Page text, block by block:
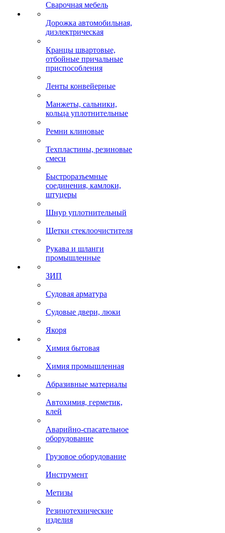
Сварочная мебель
Дорожка автомобильная,
диэлектрическая
Кранцы швартовые,
отбойные причальные
приспособления
Ленты конвейерные
Манжеты, сальники,
кольца уплотнительные
Ремни клиновые
Техпластины, резиновые
смеси
Быстроразъемные
соединения, камлоки,
штуцеры
Шнур уплотнительный
Щетки стеклоочистителя
Рукава и шланги
промышленные
ЗИП
Судовая арматура
Судовые двери, люки
Якоря
Химия бытовая
Химия промышленная
Абразивные материалы
Автохимия, герметик,
клей
Аварийно-спасательное
оборудование
Грузовое оборудование
Инструмент
Метизы
Резинотехнические
изделия